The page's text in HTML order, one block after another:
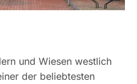
und Wiesen westlich
der beliebtesten